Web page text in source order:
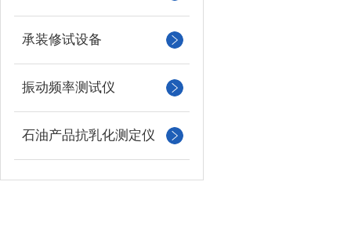
承装修试设备
振动频率测试仪
石油产品抗乳化测定仪